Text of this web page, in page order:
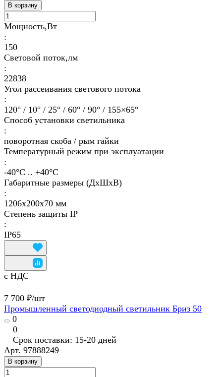
В корзину
Мощность,Вт
:
150
Световой поток,лм
:
22838
Угол рассеивания светового потока
:
120° / 10° / 25° / 60° / 90° / 155×65°
Способ установки светильника
:
поворотная скоба / рым гайки
Температурный режим при эксплуатации
:
-40°С .. +40°C
Габаритные размеры (ДхШхВ)
:
1206х200х70 мм
Степень защиты IP
:
IP65
с НДС
7 700 ₽/шт
Промышленный светодиодный светильник Бриз 50
0
0
Срок поставки: 15-20 дней
Арт. 97888249
В корзину